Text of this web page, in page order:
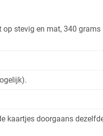
stevig en mat, 340 grams
kaartjes doorgaans